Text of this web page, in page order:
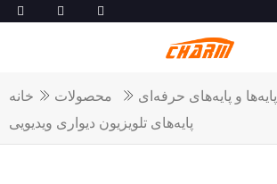
خانه محصولات
پایه‌ها و پایه‌های حرفه‌ای
پایه‌های تلویزیون دیواری ویدیویی